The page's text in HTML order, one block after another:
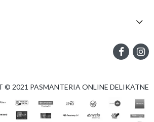
© 2021 PASMANTERIA ONLINE DELIKATNE